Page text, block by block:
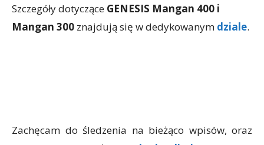
Szczegóły dotyczące GENESIS Mangan 400 i
Mangan 300 znajdują się w dedykowanym dziale.
Zachęcam do śledzenia na bieżąco wpisów, oraz